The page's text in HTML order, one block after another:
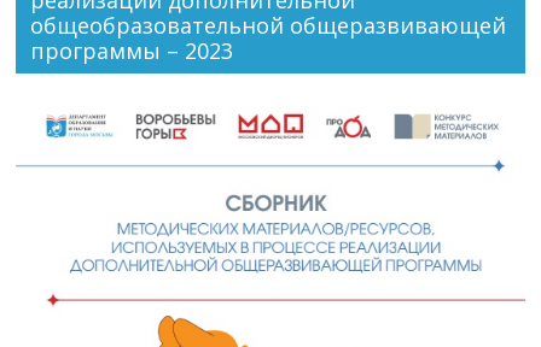
общеобразовательной общеразвивающей
программы – 2023